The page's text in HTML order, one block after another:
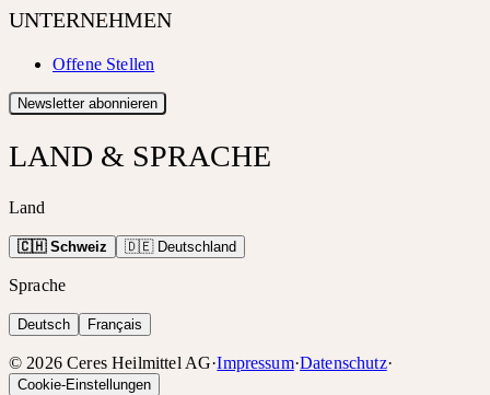
UNTERNEHMEN
Offene Stellen
Newsletter abonnieren
LAND & SPRACHE
Land
🇨🇭 Schweiz 🇩🇪 Deutschland
Sprache
Deutsch Français
© 2026 Ceres Heilmittel AG·Impressum·Datenschutz·
Cookie-Einstellungen